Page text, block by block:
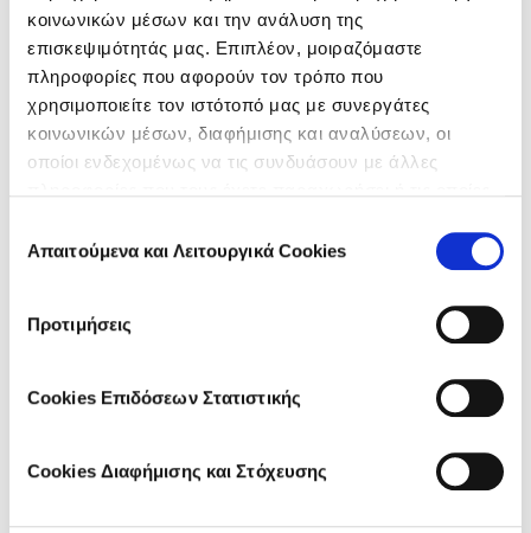
κοινωνικών μέσων και την ανάλυση της
επισκεψιμότητάς μας. Επιπλέον, μοιραζόμαστε
πληροφορίες που αφορούν τον τρόπο που
χρησιμοποιείτε τον ιστότοπό μας με συνεργάτες
κοινωνικών μέσων, διαφήμισης και αναλύσεων, οι
οποίοι ενδεχομένως να τις συνδυάσουν με άλλες
των υπηρεσιών τους.
συγκατάθεσης
Απαιτούμενα και Λειτουργικά Cookies
Προτιμήσεις
Cookies Επιδόσεων Στατιστικής
Cookies Διαφήμισης και Στόχευσης
DISCOVER MORE ARTICLES:
<< PREVIOUS
Σιρόπι για το βήχα: Άμεση ανακούφιση
Συνάχι: Αντιμετώπιση με 5 Χρήσιμα Tips